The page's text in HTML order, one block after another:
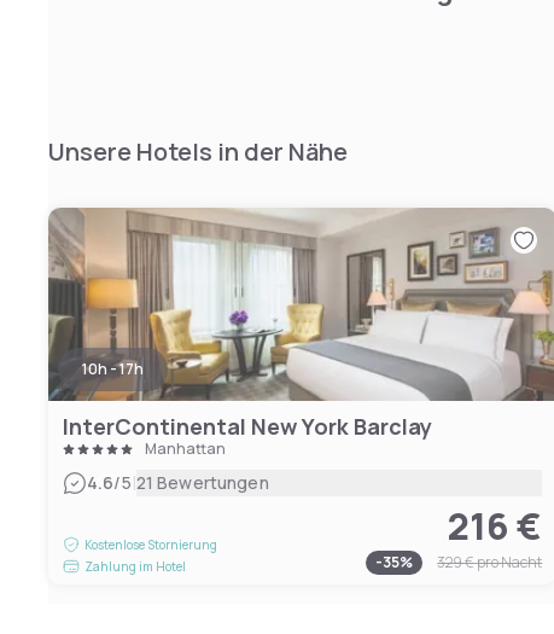
Unsere Hotels in der Nähe
10h - 17h
InterContinental New York Barclay
Manhattan
4.6/5|21 Bewertungen
Kostenlose Stornierung
Zahlung im Hotel
216 €
-35% 329 €pro Nacht